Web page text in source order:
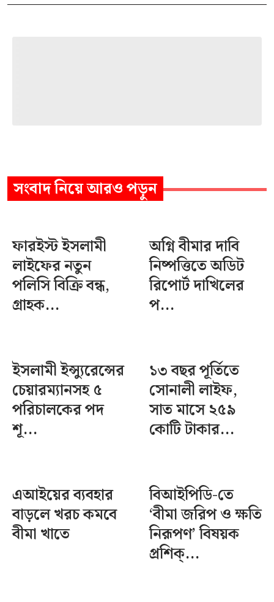
সংবাদনিয়ে আরও পড়ুন
ফারইস্ট ইসলামী
লাইফের নতুন
পলিসি বিক্রি বন্ধ,
গ্রাহক...
অগ্নি বীমার দাবি
নিষ্পত্তিতে অডিট
রিপোর্ট দাখিলের
প...
ইসলামী ইন্স্যুরেন্সের
চেয়ারম্যানসহ ৫
পরিচালকের পদ
শূ...
১৩ বছর পূর্তিতে
সোনালী লাইফ,
সাত মাসে ২৫৯
কোটি টাকার...
এআইয়ের ব্যবহার
বাড়লে খরচ কমবে
বীমা খাতে
বিআইপিডি-তে
‘বীমা জরিপ ও ক্ষতি
নিরূপণ’ বিষয়ক
প্রশিক্...